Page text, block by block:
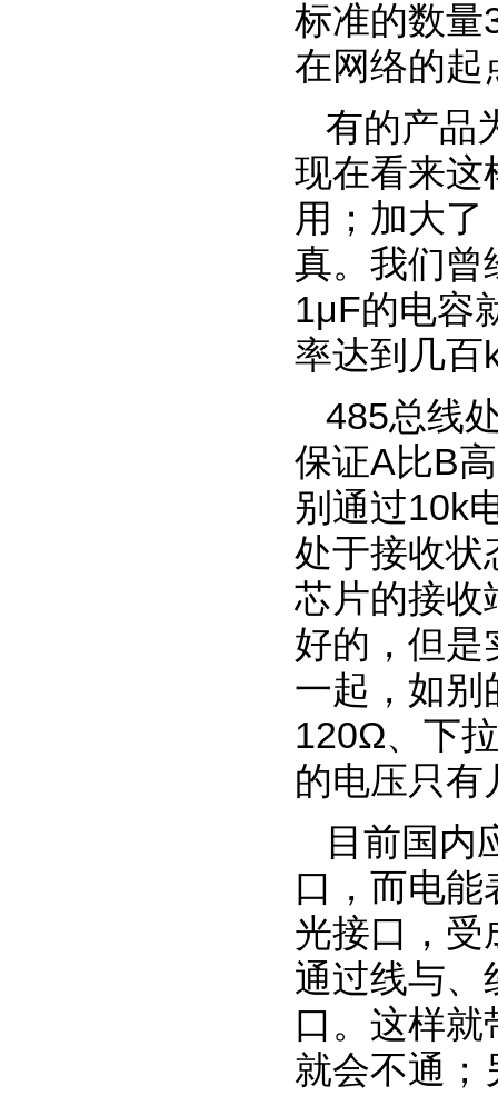
标准的数量
在网络的起
有的产品
现在看来这
用；加大
真。我们曾
1μF的电容
率达到几百
485总线
保证A比B
别通过10k
处于接收状
芯片的接收
好的，但是
一起，如
120Ω、下
的电压只有
目前国内
口，而电
光接口，受
通过线与、
口。这样
就会不通；